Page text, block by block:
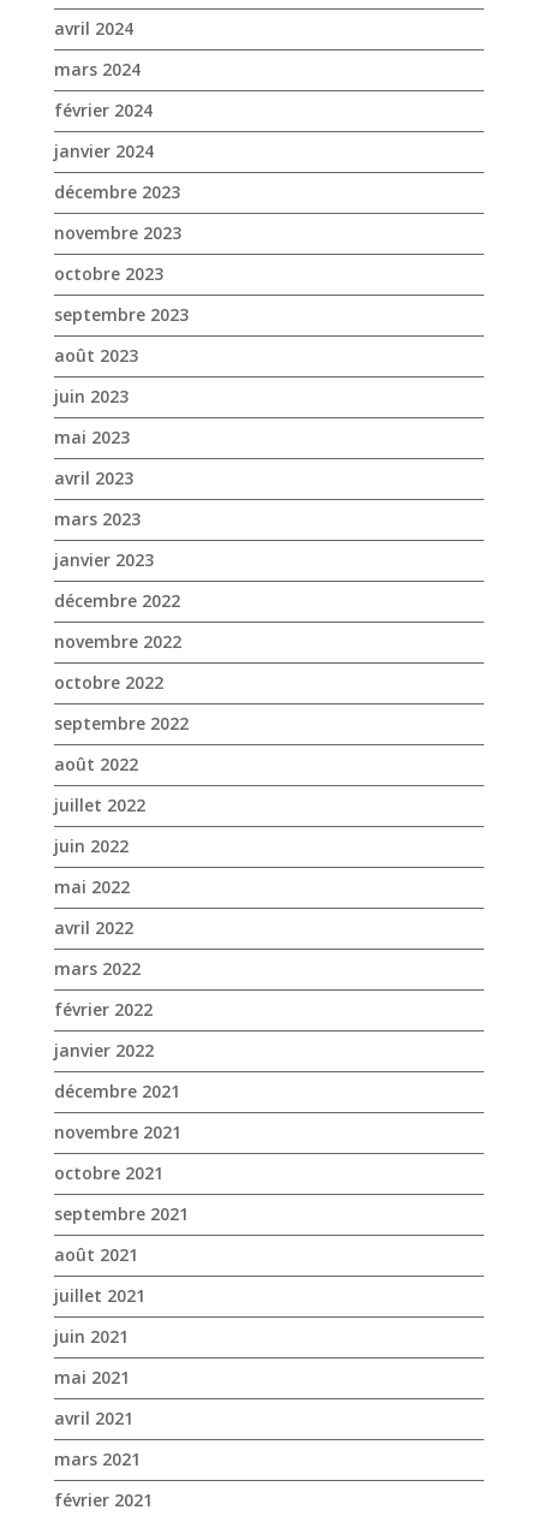
avril 2024
mars 2024
février 2024
janvier 2024
décembre 2023
novembre 2023
octobre 2023
septembre 2023
août 2023
juin 2023
mai 2023
avril 2023
mars 2023
janvier 2023
décembre 2022
novembre 2022
octobre 2022
septembre 2022
août 2022
juillet 2022
juin 2022
mai 2022
avril 2022
mars 2022
février 2022
janvier 2022
décembre 2021
novembre 2021
octobre 2021
septembre 2021
août 2021
juillet 2021
juin 2021
mai 2021
avril 2021
mars 2021
février 2021